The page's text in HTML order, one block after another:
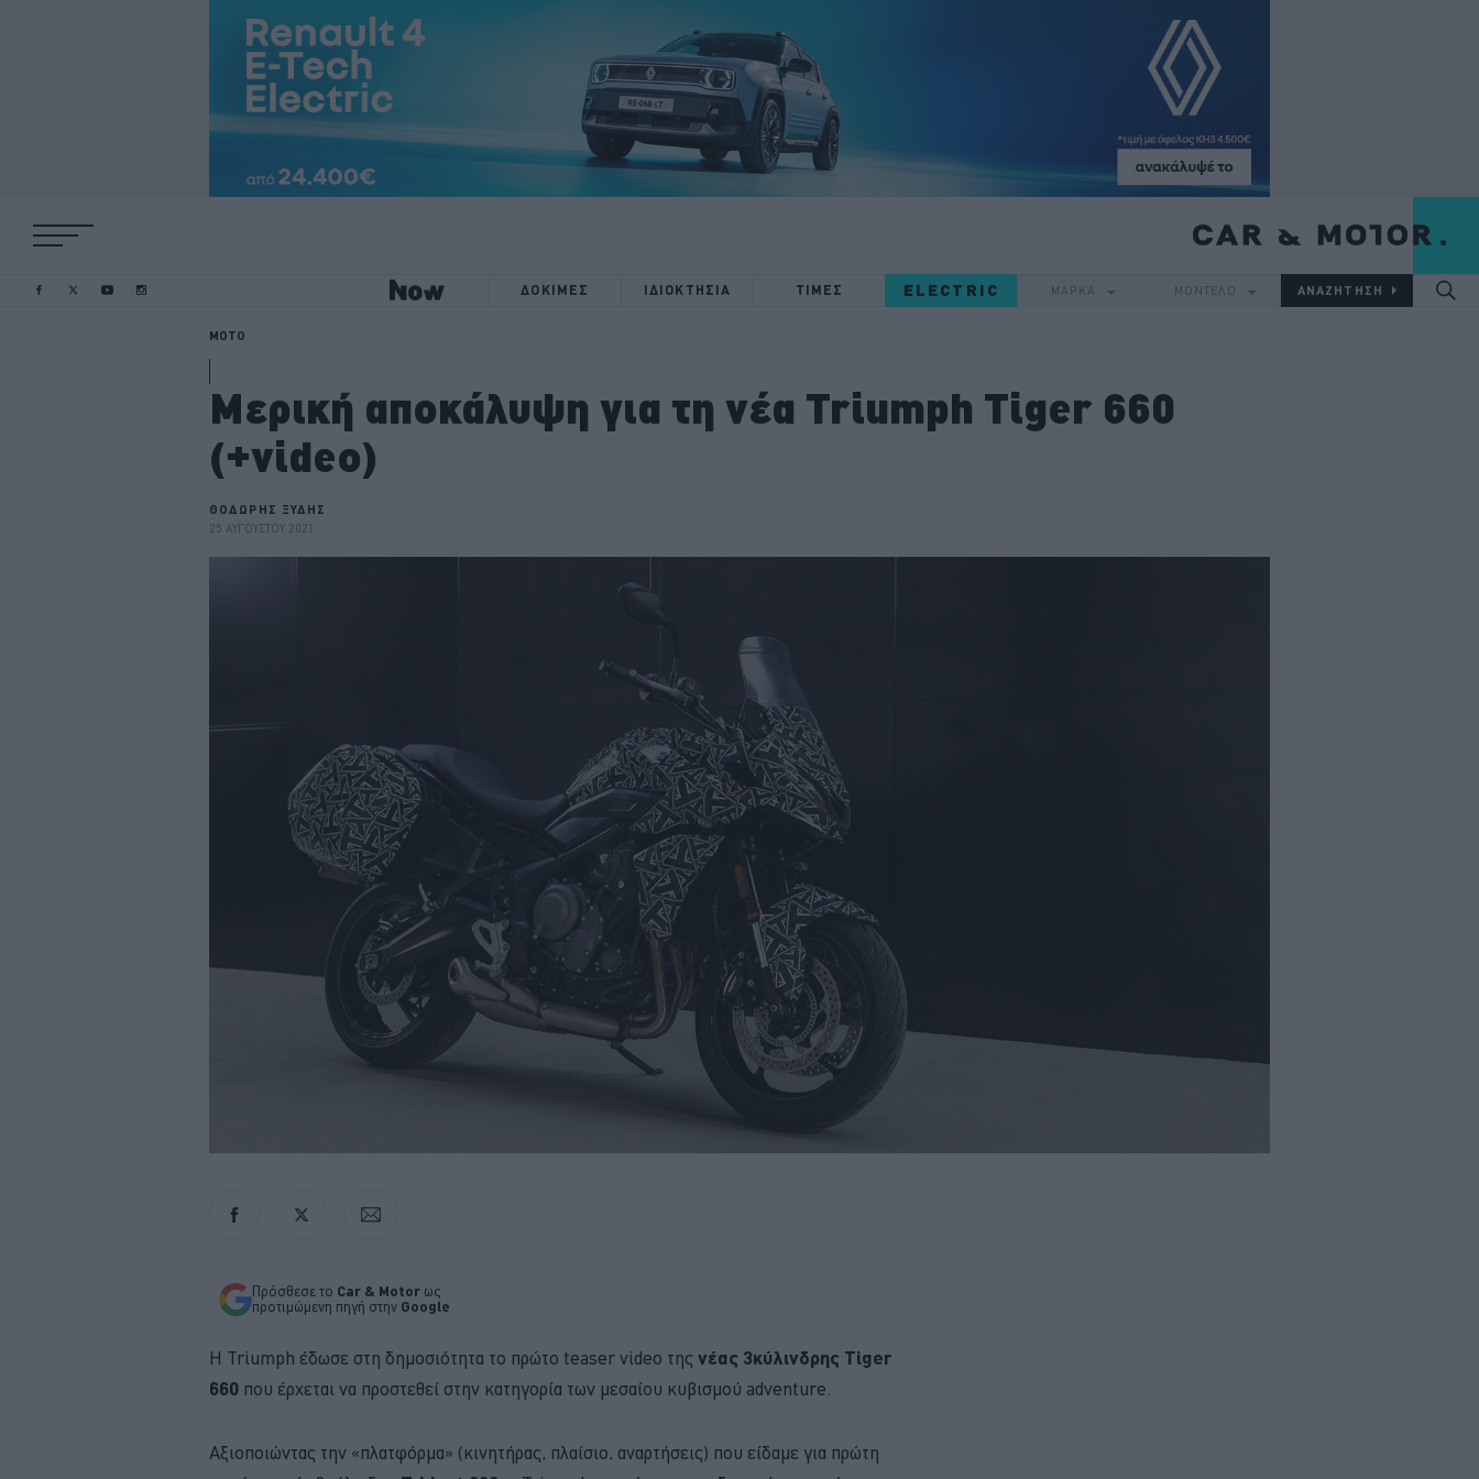
ΔΟΚΙΜΕΣ ΙΔΙΟΚΤΗΣΙΑ ΤΙΜΕΣ ELECTRIC ΜΑΡΚΑ ΜΟΝΤΕΛΟ
MOTO
Μερική αποκάλυψη για τη νέα Triumph Tiger 660
(+video)
ΘΟΔΩΡΗΣ ΞΥΔΗΣ
25 ΑΥΓΟΥΣΤΟΥ 2021
Πρόσθεσε το Car & Motor ως
προτιμώμενη πηγή στην Google
Η Triumph έδωσε στη δημοσιότητα το πρώτο teaser video της νέας 3κύλινδρης Tiger
660 που έρχεται να προστεθεί στην κατηγορία των μεσαίου κυβισμού adventure.
Αξιοποιώντας την «πλατφόρμα» (κινητήρας, πλαίσιο, αναρτήσεις) που είδαμε για πρώτη